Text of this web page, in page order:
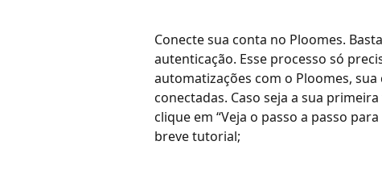
Conecte sua conta no Ploomes.
autenticação. Esse processo só
automatizações com o Ploomes,
conectadas. Caso seja a sua
clique em “Veja o passo a passo
breve tutorial;